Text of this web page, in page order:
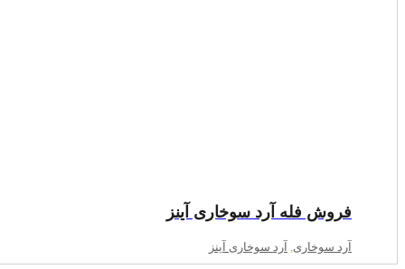
فروش فله آرد سوخاری آینز
آرد سوخاری آرد سوخاری آینز